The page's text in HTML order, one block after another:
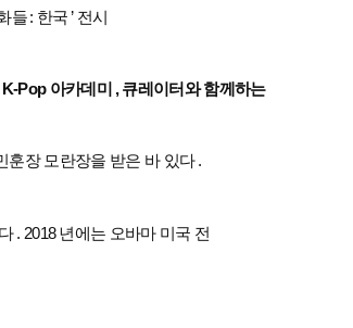
들: 한국 ’ 전시
K-Pop 아카데미 ,큐레이터와 함께하는
훈장 모란장을 받은 바 있다 .
. 2018 년에는 오바마 미국 전